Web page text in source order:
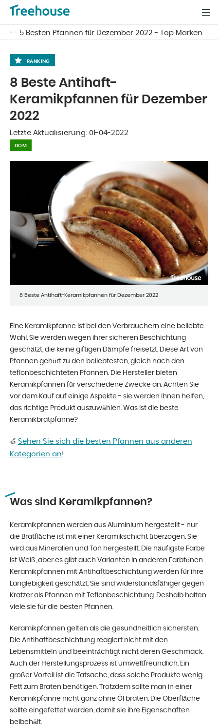
5 Besten Pfannen für Dezember 2022 - Top Marken
RANKING
Letzte Aktualisierung: 01-04-2022
DOM
8 Beste Antihaft-
Keramikpfannen für Dezember
2022
8 Beste Antihaft-Keramikpfannen für Dezember 2022
Eine Keramikpfanne ist bei den Verbrauchern eine beliebte
Wahl. Sie werden wegen ihrer sicheren Beschichtung
geschätzt, die keine giftigen Dämpfe freisetzt. Diese Art von
Pfannen gehört zu den beliebtesten, gleich nach den
teflonbeschichteten Pfannen. Die Hersteller bieten
Keramikpfannen für verschiedene Zwecke an. Achten Sie
vor dem Kauf auf einige Aspekte - sie werden Ihnen helfen,
das richtige Produkt auszuwählen. Was ist die beste
Keramikbratpfanne?
🍏 Sehen Sie sich die besten Pfannen aus anderen
Kategorien an!
Was sind Keramikpfannen?
Keramikpfannen werden aus Aluminium hergestellt - nur
die Bratfläche ist mit einer Keramikschicht überzogen. Sie
wird aus Mineralien und Ton hergestellt. Die häufigste Farbe
ist Weiß, aber es gibt auch Varianten in anderen Farbtönen.
Keramikpfannen mit Antihaftbeschichtung werden für ihre
Langlebigkeit geschätzt. Sie sind widerstandsfähiger gegen
Kratzer als Pfannen mit Teflonbeschichtung. Deshalb halten
viele sie für die besten Pfannen.
Keramikpfannen gelten als die gesundheitlich sichersten.
Die Antihaftbeschichtung reagiert nicht mit den
Lebensmitteln und beeinträchtigt nicht deren Geschmack.
Auch der Herstellungsprozess ist umweltfreundlich. Ein
großer Vorteil ist die Tatsache, dass solche Produkte wenig
Fett zum Braten benötigen. Trotzdem sollte man in einer
Keramikpfanne nicht ganz ohne Öl braten. Die Oberfläche
sollte eingefettet werden, damit sie ihre Eigenschaften
beibehält.